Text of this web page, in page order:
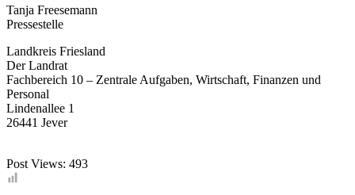
Tanja Freesemann
Pressestelle
Landkreis Friesland
Der Landrat
Fachbereich 10 – Zentrale Aufgaben, Wirtschaft, Finanzen und
Personal
Lindenallee 1
26441 Jever
Post Views: 493